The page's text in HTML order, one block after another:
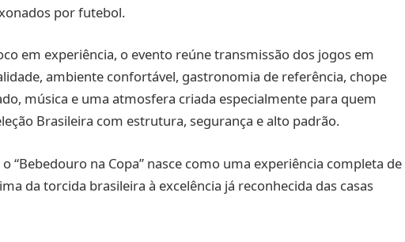
por futebol.
em experiência, o evento reúne transmissão dos jogos em
ambiente confortável, gastronomia de referência, chope
música e uma atmosfera criada especialmente para quem
Brasileira com estrutura, segurança e alto padrão.
“Bebedouro na Copa” nasce como uma experiência completa de
da torcida brasileira à excelência já reconhecida das casas